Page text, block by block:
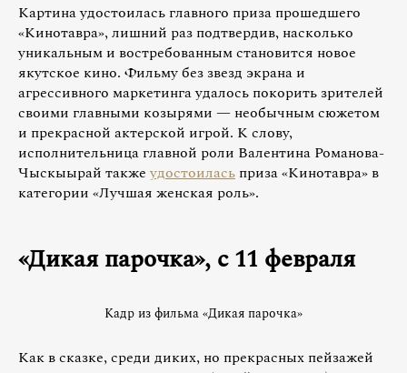
Картина удостоилась главного приза прошедшего
«Кинотавра», лишний раз подтвердив, насколько
уникальным и востребованным становится новое
якутское кино. Фильму без звезд экрана и
агрессивного маркетинга удалось покорить зрителей
своими главными козырями — необычным сюжетом
и прекрасной актерской игрой. К слову,
исполнительница главной роли Валентина Романова-
Чыскыырай такжеудостоилась приза «Кинотавра» в
категории «Лучшая женская роль».
«Дикая парочка», с 11 февраля
Кадр из фильма «Дикая парочка»
Как в сказке, среди диких, но прекрасных пейзажей